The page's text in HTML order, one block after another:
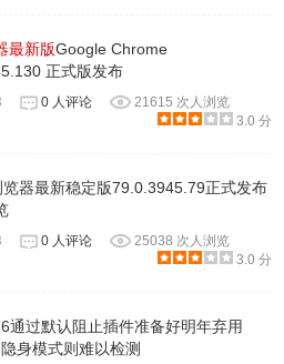
最新版Google Chrome
正式版发布
0 人评论
21615 次人浏览
3.0 分
器最新稳定版79.0.3945.79正式发布
0 人评论
25038 次人浏览
3.0 分
通过默认阻止插件准备好明年弃用
身模式则难以检测